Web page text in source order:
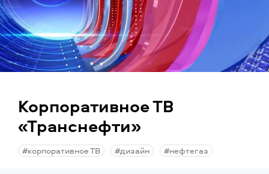
Корпоративное ТВ
«Транснефти»
#корпоративное ТВ #дизайн #нефтегаз